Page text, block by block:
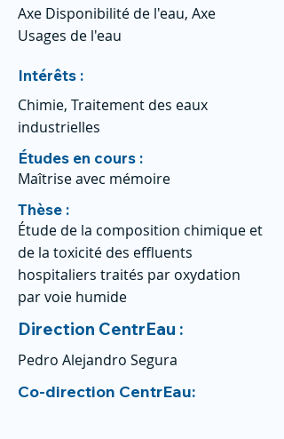
Axe Disponibilité de l'eau, Axe
Usages de l'eau
Intérêts :
Chimie, Traitement des eaux
industrielles
Études en cours :
Maîtrise avec mémoire
Thèse :
Étude de la composition chimique et
de la toxicité des effluents
hospitaliers traités par oxydation
par voie humide
Direction CentrEau :
Pedro Alejandro Segura
Co-direction CentrEau: